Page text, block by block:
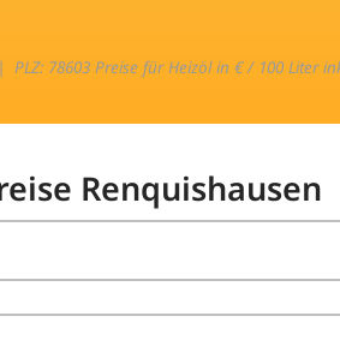
|PLZ: 78603 Preise für Heizöl in € / 100 Liter
Renquishausen